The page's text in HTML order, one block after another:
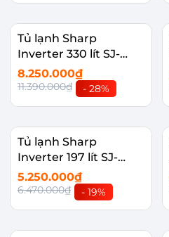
Tủ lạnh Sharp
Inverter 330 lít SJ-
XP352AE-DS
8.250.000₫
11.390.000₫ - 28%
Tủ lạnh Sharp
Inverter 197 lít SJ-
X215V-SL
5.250.000₫
6.470.000₫ - 19%